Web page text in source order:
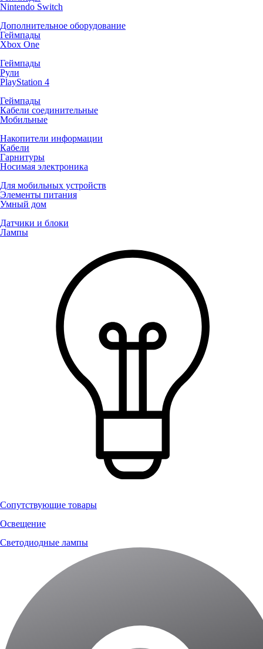
Nintendo Switch
Дополнительное оборудование
Геймпады
Xbox One
Геймпады
Рули
PlayStation 4
Геймпады
Кабели соединительные
Мобильные
Накопители информации
Кабели
Гарнитуры
Носимая электроника
Для мобильных устройств
Элементы питания
Умный дом
Датчики и блоки
Лампы
Сопутствующие товары
Освещение
Светодиодные лампы